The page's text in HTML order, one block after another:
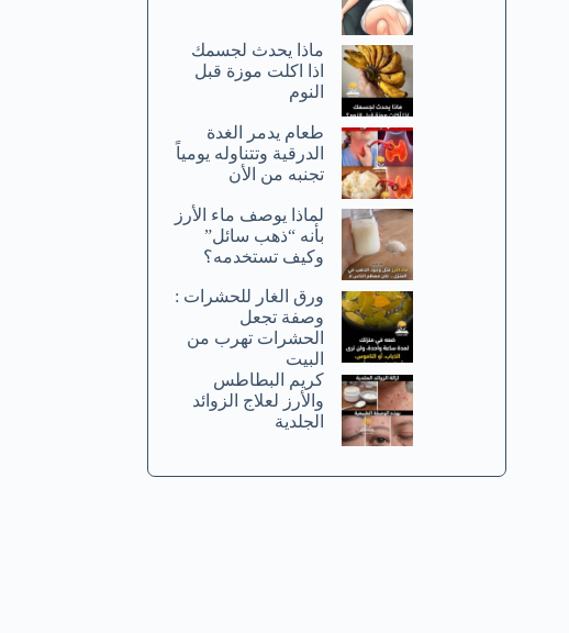
ماذا يحدث لجسمك
اذا اكلت موزة قبل
النوم
طعام يدمر الغدة
الدرقية وتتناوله يومياً
تجنبه من الأن
لماذا يوصف ماء الأرز
بأنه “ذهب سائل”
وكيف تستخدمه؟
ورق الغار للحشرات :
وصفة تجعل
الحشرات تهرب من
البيت
كريم البطاطس
والأرز لعلاج الزوائد
الجلدية